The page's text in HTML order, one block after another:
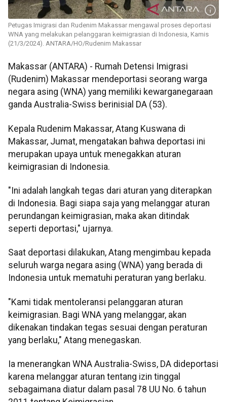
Petugas Imigrasi dan Rudenim Makassar mengawal proses deportasi
WNA yang melakukan pelanggaran keimigrasian di Indonesia, Kamis
(21/3/2024). ANTARA/HO/Rudenim Makassar
Makassar (ANTARA) - Rumah Detensi Imigrasi
(Rudenim) Makassar mendeportasi seorang warga
negara asing (WNA) yang memiliki kewarganegaraan
ganda Australia-Swiss berinisial DA (53).
Kepala Rudenim Makassar, Atang Kuswana di
Makassar, Jumat, mengatakan bahwa deportasi ini
merupakan upaya untuk menegakkan aturan
keimigrasian di Indonesia.
"Ini adalah langkah tegas dari aturan yang diterapkan
di Indonesia. Bagi siapa saja yang melanggar aturan
perundangan keimigrasian, maka akan ditindak
seperti deportasi," ujarnya.
Saat deportasi dilakukan, Atang mengimbau kepada
seluruh warga negara asing (WNA) yang berada di
Indonesia untuk mematuhi peraturan yang berlaku.
"Kami tidak mentoleransi pelanggaran aturan
keimigrasian. Bagi WNA yang melanggar, akan
dikenakan tindakan tegas sesuai dengan peraturan
yang berlaku," Atang menegaskan.
Ia menerangkan WNA Australia-Swiss, DA dideportasi
karena melanggar aturan tentang izin tinggal
sebagaimana diatur dalam pasal 78 UU No. 6 tahun